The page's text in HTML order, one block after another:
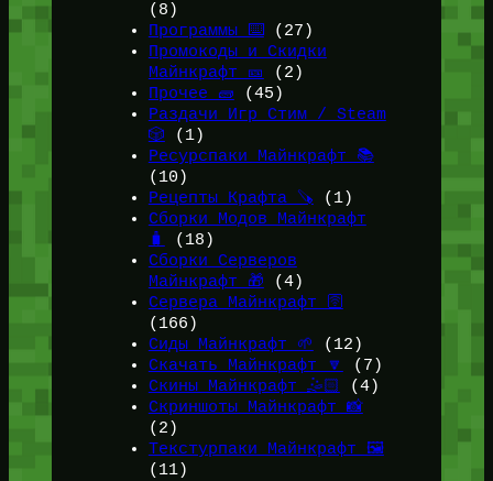
(8)
Программы ⌨️(27)
Промокоды и Скидки
Майнкрафт 🎫
(2)
Прочее 🧱 (45)
Раздачи Игр Стим / Steam
🎲 (1)
Ресурспаки Майнкрафт 📚
(10)
Рецепты Крафта 🪚 (1)
Сборки Модов Майнкрафт
🧳
(18)
Сборки Серверов
Майнкрафт 🎁 (4)
Сервера Майнкрафт 🛜
(166)
Сиды Майнкрафт 🌱
(12)
Скачать Майнкрафт 🔽
(7)
Скины Майнкрафт 🤹🏻
(4)
Скриншоты Майнкрафт 📸
(2)
Текстурпаки Майнкрафт 🖼️
(11)